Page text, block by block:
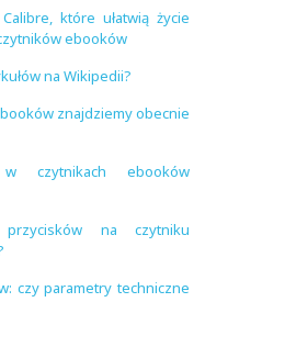
które ułatwią życie
ebooków
na Wikipedii?
znajdziemy obecnie
czytnikach ebooków
przycisków na czytniku
czy parametry techniczne